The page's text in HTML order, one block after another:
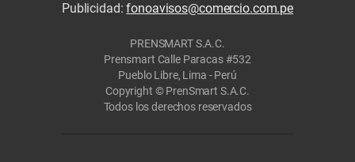
Publicidad:fonoavisos@comercio.com.pe
PRENSMART S.A.C.
Prensmart Calle Paracas #532
Pueblo Libre, Lima - Perú
Copyright © PrenSmart S.A.C.
Todos los derechos reservados